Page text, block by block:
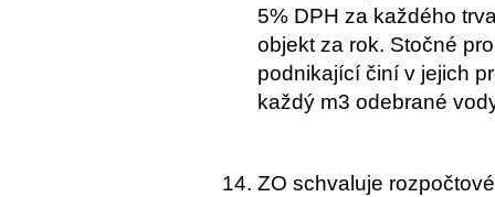
5% DPH za každého
objekt za rok. Stočné
podnikající činí v jejich
každý m3 odebrané
ZO schvaluje